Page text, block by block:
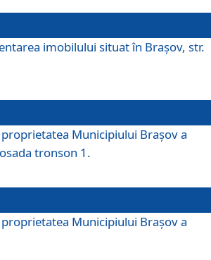
imobilului situat în Brașov, str.
Municipiului Brașov a
tronson 1.
Municipiului Brașov a